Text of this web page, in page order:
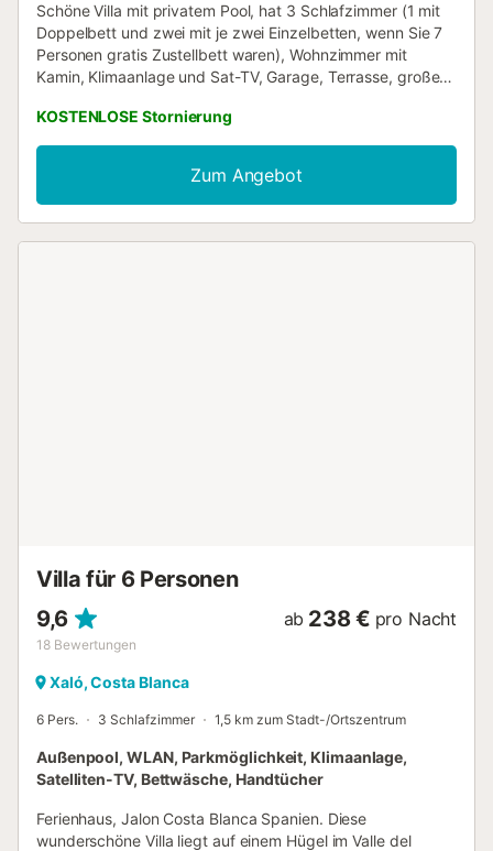
Schöne Villa mit privatem Pool, hat 3 Schlafzimmer (1 mit
Doppelbett und zwei mit je zwei Einzelbetten, wenn Sie 7
Personen gratis Zustellbett waren), Wohnzimmer mit
Kamin, Klimaanlage und Sat-TV, Garage, Terrasse, großer
und eingezäuntem Grundstück. Freier Internetzugang (Wi-
Fi). In Jalon (spanischer Name) oder Xaló (valencianischer
Name) geht das Leben friedlich weiter, obwohl es nur 15
Autominuten von der lebhaften Küste von Calpe und 20 bis
30 Minuten von der Küste von Javea, Moraira, Denia und
KOSTENLOSE Stornierung
Zum Angebot
Villa für 6 Personen
9,6
18 Bewertungen
ab 238 € pro Nacht
Xaló, Costa Blanca
6 Pers. 3 Schlafzimmer 1,5 km zum Stadt-/Ortszentrum
Außenpool, WLAN, Parkmöglichkeit, Klimaanlage,
Satelliten-TV, Bettwäsche, Handtücher
Ferienhaus, Jalon Costa Blanca Spanien. Diese
wunderschöne Villa liegt auf einem Hügel im Valle del